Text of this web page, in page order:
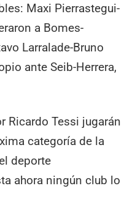
Maxi Pierrastegui-
a Bomes-
Larralade-Bruno
ante Seib-Herrera,
Ricardo Tessi jugarán
categoría de la
deporte
ahora ningún club lo